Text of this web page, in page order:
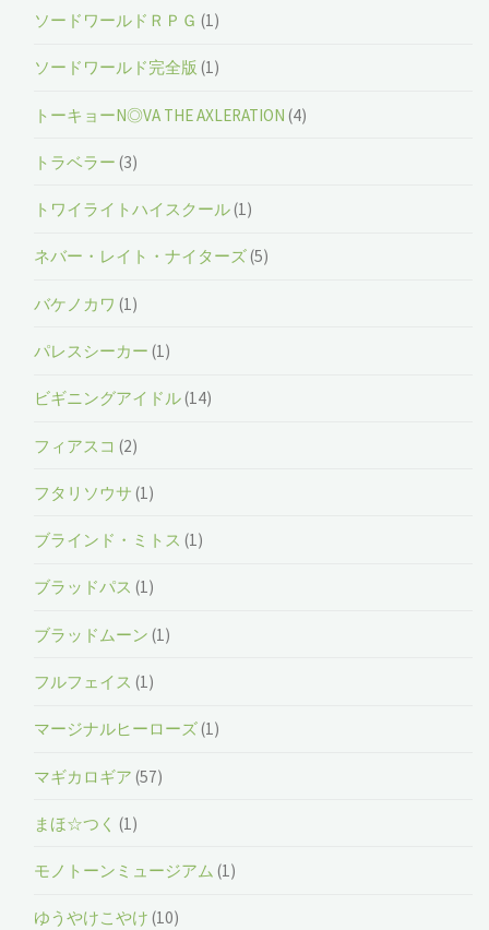
ソードワールドＲＰＧ (1)
ソードワールド完全版 (1)
トーキョーN◎VA THE AXLERATION (4)
トラベラー (3)
トワイライトハイスクール(1)
ネバー・レイト・ナイターズ(5)
バケノカワ (1)
パレスシーカー (1)
ビギニングアイドル(14)
フィアスコ (2)
フタリソウサ (1)
ブラインド・ミトス (1)
ブラッドパス (1)
ブラッドムーン (1)
フルフェイス (1)
マージナルヒーローズ(1)
マギカロギア (57)
まほ☆つく (1)
モノトーンミュージアム (1)
ゆうやけこやけ (10)